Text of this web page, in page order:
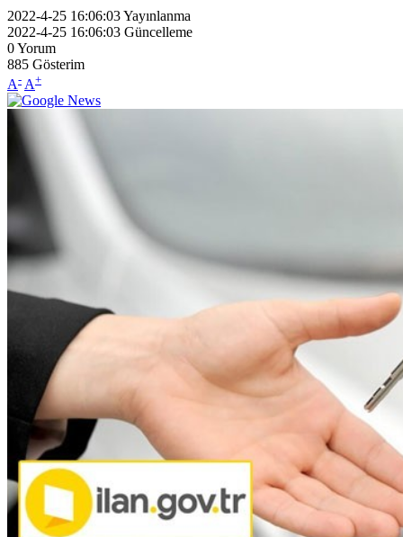
2022-4-25 16:06:03Yayınlanma
2022-4-25 16:06:03 Güncelleme
0Yorum
885 Gösterim
A- A+